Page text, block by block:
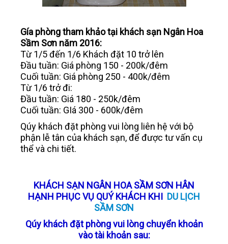
Gía phòng tham khảo tại khách sạn Ngân Hoa
Sầm Sơn năm 2016:
Từ 1/5 đến 1/6 Khách đặt 10 trở lên
Đầu tuần: Giá phòng 150 - 200k/đêm
Cuối tuần: Giá phòng 250 - 400k/đêm
Từ 1/6 trở đi:
Đầu tuần: Giá 180 - 250k/đêm
Cuối tuần: GIá 300 - 600k/đêm
Qúy khách đặt phòng vui lòng liên hệ với bộ
phận lễ tân của khách sạn, để được tư vấn cụ
thể và chi tiết.
KHÁCH SẠN NGÂN HOA SẦM SƠN HÂN
HẠNH PHỤC VỤ QUÝ KHÁCH KHI DU LỊCH
SẦM SƠN
Qúy khách đặt phòng vui lòng chuyển khoản
vào tài khoản sau: